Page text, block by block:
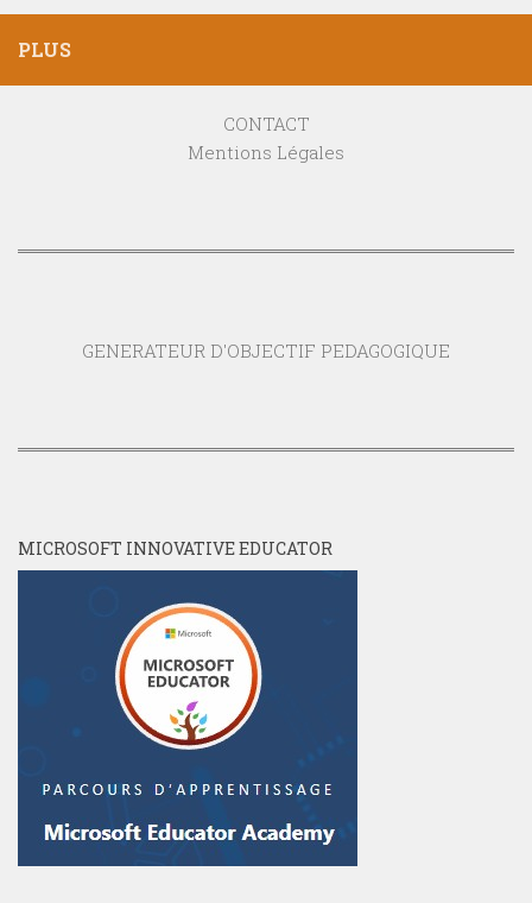
PLUS
CONTACT
Mentions Légales
GENERATEUR D'OBJECTIF PEDAGOGIQUE
MICROSOFT INNOVATIVE EDUCATOR